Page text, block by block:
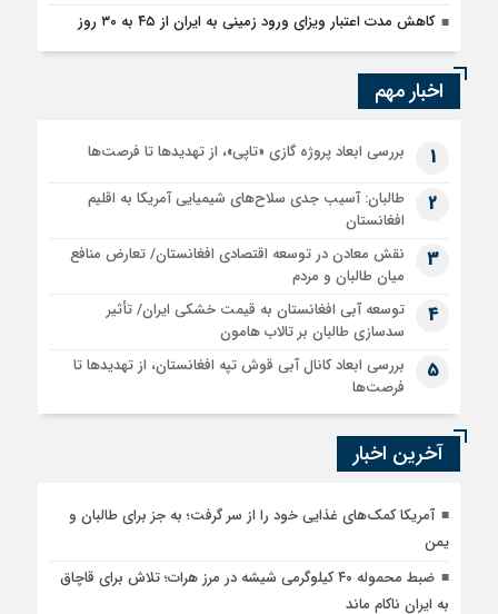
کاهش مدت اعتبار ویزای ورود زمینی به ایران از ۴۵ به ۳۰ روز
اخبار مهم
1 بررسی ابعاد پروژه گازی «تاپی»، از تهدیدها تا فرصت‌ها
2
طالبان: آسیب جدی سلاح‌های شیمیایی آمریکا به اقلیم
افغانستان
3
نقش معادن در توسعه اقتصادی افغانستان/ تعارض منافع
میان طالبان و مردم
4
توسعه آبی افغانستان به قیمت خشکی ایران/ تأثیر
سدسازی طالبان بر تالاب هامون
5
بررسی ابعاد کانال آبی قوش تپه افغانستان، از تهدیدها تا
فرصت‌ها
آخرین اخبار
آمریکا کمک‌های غذایی خود را از سر گرفت؛ به جز برای طالبان و
یمن
ضبط محموله ۴۰ کیلوگرمی شیشه در مرز هرات؛ تلاش برای قاچاق
به ایران ناکام ماند